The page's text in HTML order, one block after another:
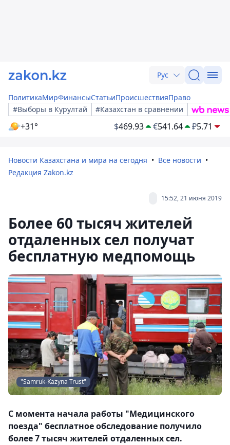
Рус
ПолитикаМирФинансыСтатьиПроисшествияПраво
#Выборы в Курултай
#Казахстан в сравнении
+31° $469.93 €541.64 ₽5.71
Новости Казахстана и мира на сегодня
Все новости
Редакция Zakon.kz
15:52, 21 июня 2019
Более 60 тысяч жителей
отдаленных сел получат
бесплатную медпомощь
"Samruk-Kazyna Trust"
С момента начала работы "Медицинского
поезда" бесплатное обследование получило
более 7 тысяч жителей отдаленных сел.